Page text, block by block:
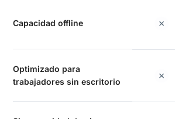
Capacidad offline
Optimizado para
trabajadores sin escritorio